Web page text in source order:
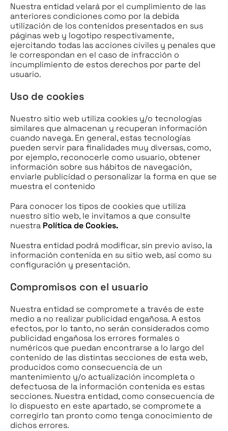
Nuestra entidad velará por el cumplimiento de las
anteriores condiciones como por la debida
utilización de los contenidos presentados en sus
páginas web y logotipo respectivamente,
ejercitando todas las acciones civiles y penales que
le correspondan en el caso de infracción o
incumplimiento de estos derechos por parte del
usuario.
Uso de cookies
Nuestro sitio web utiliza cookies y/o tecnologías
similares que almacenan y recuperan información
cuando navega. En general, estas tecnologías
pueden servir para finalidades muy diversas, como,
por ejemplo, reconocerle como usuario, obtener
información sobre sus hábitos de navegación,
enviarle publicidad o personalizar la forma en que se
muestra el contenido
Para conocer los tipos de cookies que utiliza
nuestro sitio web, le invitamos a que consulte
nuestra Política de Cookies.
Nuestra entidad podrá modificar, sin previo aviso, la
información contenida en su sitio web, así como su
configuración y presentación.
Compromisos con el usuario
Nuestra entidad se compromete a través de este
medio a no realizar publicidad engañosa. A estos
efectos, por lo tanto, no serán considerados como
publicidad engañosa los errores formales o
numéricos que puedan encontrarse a lo largo del
contenido de las distintas secciones de esta web,
producidos como consecuencia de un
mantenimiento y/o actualización incompleta o
defectuosa de la información contenida es estas
secciones. Nuestra entidad, como consecuencia de
lo dispuesto en este apartado, se compromete a
corregirlo tan pronto como tenga conocimiento de
dichos errores.